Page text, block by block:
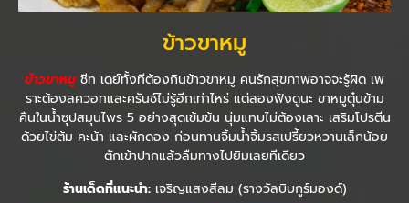
ข้าวขาหมู
ข้าวขาหมู ชีท เดย์ทั้งทีต้องกินข้าวขาหมู คนรักสุขภาพอาจจะรู้ผิด เพ
ราะต้องสควอทและครันช์ไม่รู้อีกเท่าไหร่ แต่ลองฟังดูนะ ขาหมูตุ๋นข้าม
คืนในน้ำซุปสมุนไพร 5 อย่างสุดเข้มข้น นุ่มแทบไม่ต้องเลาะ เสริมโปรตีน
ด้วยไข่ต้ม คะน้า และผักดอง ก่อนทานจิ้มน้ำจิ้มรสเปรี้ยวหวานเล็กน้อย
ตักเข้าปากแล้วลืมทางไปยิมเลยทีเดียว
ร้านเด็ดที่แนะนำ: เจริญแสงสีลม (รางวัลบิบกูร์มองด์)